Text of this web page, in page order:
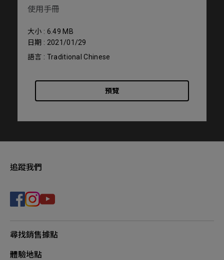
使用手冊
大小 : 6.49 MB
日期 : 2021/01/29
語言 : Traditional Chinese
預覽
追蹤我們
尋找銷售據點
體驗地點